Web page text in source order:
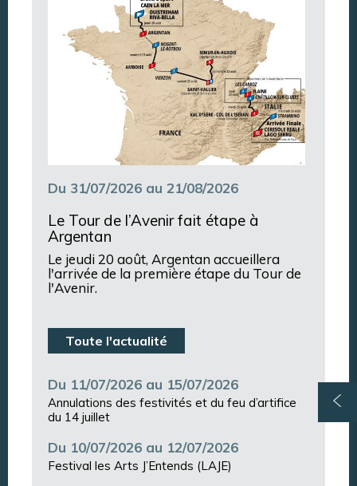
Du 31/07/2026 au 21/08/2026
Le Tour de l’Avenir fait étape à
Argentan
Le jeudi 20 août, Argentan accueillera
l'arrivée de la première étape du Tour de
l'Avenir.
Toute l'actualité
Du 11/07/2026 au 15/07/2026
Annulations des festivités et du feu d’artifice
du 14 juillet
Du 10/07/2026 au 12/07/2026
Festival les Arts J’Entends (LAJE)